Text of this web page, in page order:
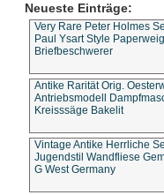
Neueste Einträge:
Very Rare Peter Holmes
Paul Ysart Style
Briefbeschwerer
Antike Rarität Orig.
Antriebsmodell
Kreisssäge Bakelit
Vintage Antike Herrliche
Jugendstil Wandfliese
G West Germany